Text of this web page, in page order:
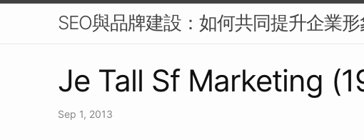
SEO與品牌建設：如何共同提升企業
Je Tall Sf Marketing
Sep 1, 2013